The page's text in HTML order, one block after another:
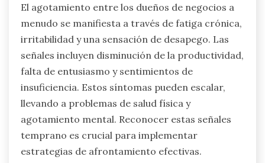
El agotamiento entre los dueños de negocios a
menudo se manifiesta a través de fatiga crónica,
irritabilidad y una sensación de desapego. Las
señales incluyen disminución de la productividad,
falta de entusiasmo y sentimientos de
insuficiencia. Estos síntomas pueden escalar,
llevando a problemas de salud física y
agotamiento mental. Reconocer estas señales
temprano es crucial para implementar
estrategias de afrontamiento efectivas.